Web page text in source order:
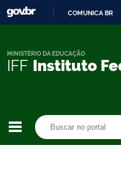
COMUNICA BR
IFF Instituto
MINISTÉRIO DA EDUCAÇÃO